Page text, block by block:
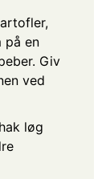
på en
Giv
ved
løg